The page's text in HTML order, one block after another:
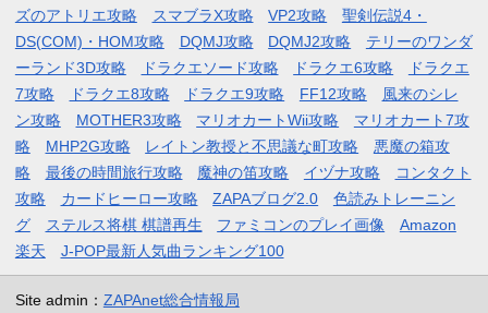
ズのアトリエ攻略
スマブラX攻略 VP2攻略
聖剣伝説4・
DS(COM)・HOM攻略
DQMJ攻略 DQMJ2攻略
テリーのワンダ
ーランド3D攻略
ドラクエソード攻略 ドラクエ6攻略
ドラクエ
7攻略
ドラクエ8攻略 ドラクエ9攻略 FF12攻略
風来のシレ
ン攻略
MOTHER3攻略 マリオカートWii攻略
マリオカート7攻
略
MHP2G攻略 レイトン教授と不思議な町攻略
悪魔の箱攻
略
最後の時間旅行攻略 魔神の笛攻略 イヅナ攻略
コンタクト
攻略
カードヒーロー攻略 ZAPAブログ2.0
色読みトレーニン
グ
ステルス将棋 棋譜再生 ファミコンのプレイ画像
Amazon
楽天
J-POP最新人気曲ランキング100
Site admin： ZAPAnet総合情報局